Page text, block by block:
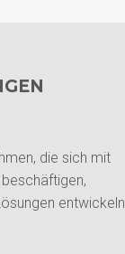
die sich mit
entwickeln.